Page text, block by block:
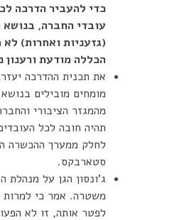
עובדי החברה, בנושא
(גזעניות ואחרות) לא
הכללה מודעת ורענון
את תכנית ההדרכה
מומחים מובילים בנושא
מהמגזר הציבורי
תהיה חובה לכל
לחלק ממערך ההכשרה
סטארבקס.
ג'ונסון הגן על מנהלת
משטרה. אמר כי למרות
לפטר אותה, זו לא